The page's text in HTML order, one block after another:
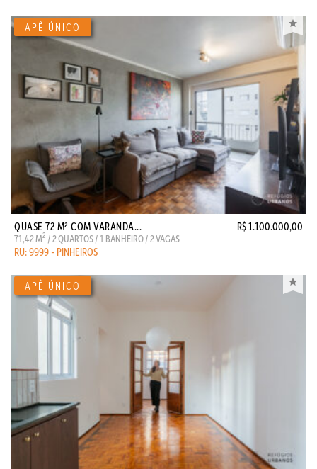
QUASE 72 M² COM VARANDA... R$ 1.100.000,00
71,42 M2 / 2 QUARTOS / 1 BANHEIRO / 2 VAGAS
RU: 9999 - PINHEIROS